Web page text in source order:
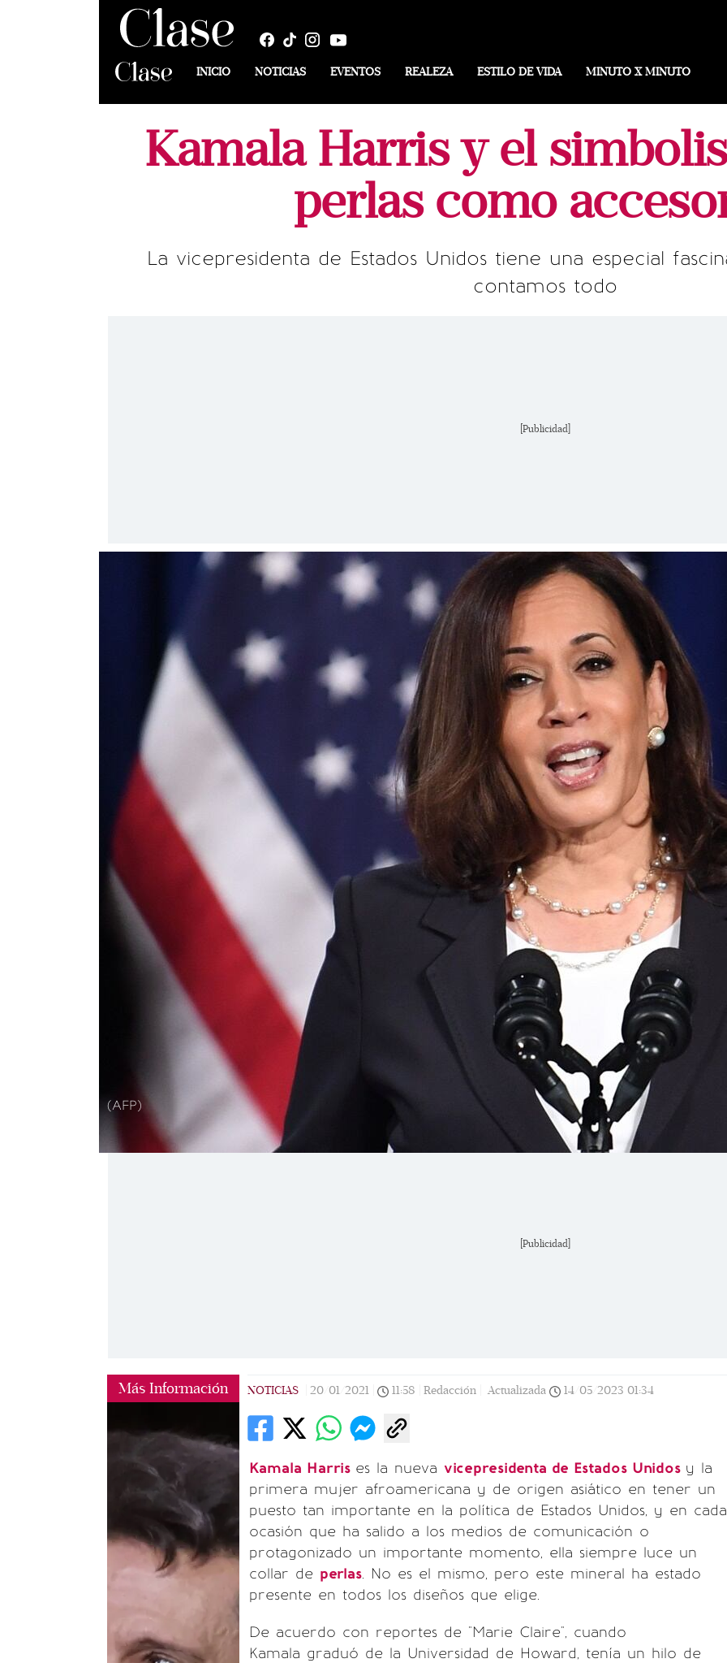
INICIO NOTICIAS EVENTOS REALEZA ESTILO DE VIDA MINUTO X MINUTO
Kamala Harris y el
perlas como
La vicepresidenta de Estados Unidos tiene una especial
contamos todo
[Publicidad]
(AFP)
[Publicidad]
Más Información NOTICIAS 20/01/2021 11:58 Redacción | Actualizada 14/05/2023 01:34
Kamala Harris es la nueva vicepresidenta de Estados Unidos y la
primera mujer afroamericana y de origen asiático en tener un
puesto tan importante en la política de Estados Unidos, y en cada
ocasión que ha salido a los medios de comunicación o
protagonizado un importante momento, ella siempre luce un
collar de perlas. No es el mismo, pero este mineral ha estado
presente en todos los diseños que elige.
De acuerdo con reportes de "Marie Claire", cuando
Kamala graduó de la Universidad de Howard, tenía un hilo de